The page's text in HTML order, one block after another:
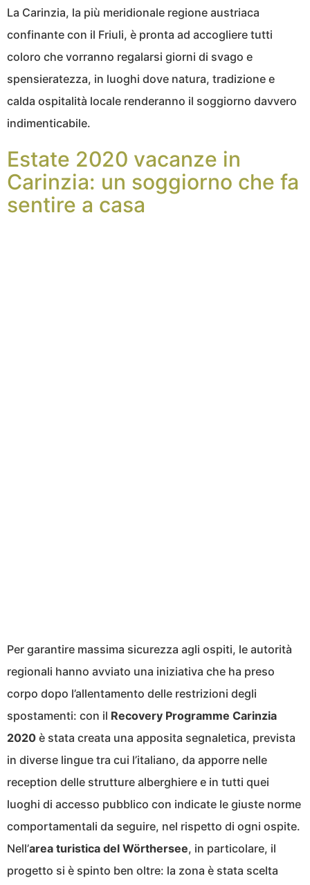
La Carinzia, la più meridionale regione austriaca
confinante con il Friuli, è pronta ad accogliere tutti
coloro che vorranno regalarsi giorni di svago e
spensieratezza, in luoghi dove natura, tradizione e
calda ospitalità locale renderanno il soggiorno davvero
indimenticabile.
Estate 2020 vacanze in
Carinzia: un soggiorno che fa
sentire a casa
Per garantire massima sicurezza agli ospiti, le autorità
regionali hanno avviato una iniziativa che ha preso
corpo dopo l’allentamento delle restrizioni degli
spostamenti: con il Recovery Programme Carinzia
2020 è stata creata una apposita segnaletica, prevista
in diverse lingue tra cui l’italiano, da apporre nelle
reception delle strutture alberghiere e in tutti quei
luoghi di accesso pubblico con indicate le giuste norme
comportamentali da seguire, nel rispetto di ogni ospite.
Nell’area turistica del Wörthersee, in particolare, il
progetto si è spinto ben oltre: la zona è stata scelta